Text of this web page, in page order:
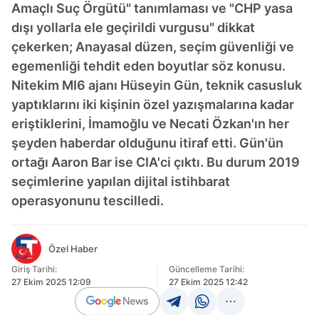
Amaçlı Suç Örgütü" tanımlaması ve "CHP yasa
dışı yollarla ele geçirildi vurgusu" dikkat
çekerken; Anayasal düzen, seçim güvenliği ve
egemenliği tehdit eden boyutlar söz konusu.
Nitekim MI6 ajanı Hüseyin Gün, teknik casusluk
yaptıklarını iki kişinin özel yazışmalarına kadar
eriştiklerini, İmamoğlu ve Necati Özkan'ın her
şeyden haberdar olduğunu itiraf etti. Gün'ün
ortağı Aaron Bar ise CIA'ci çıktı. Bu durum 2019
seçimlerine yapılan dijital istihbarat
operasyonunu tescilledi.
Özel Haber
Giriş Tarihi:
27 Ekim 2025 12:09
Güncelleme Tarihi:
27 Ekim 2025 12:42